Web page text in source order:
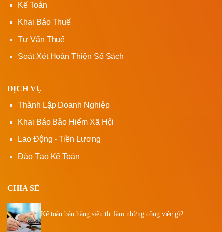
Kế Toán
Khai Báo Thuế
Tư Vấn Thuế
Soát Xét Hoàn Thiện Sổ Sách
DỊCH VỤ
Thành Lập Doanh Nghiệp
Khai Báo Bảo Hiểm Xã Hội
Lao Động - Tiền Lương
Đào Tạo Kế Toán
CHIA SẺ
Kế toán bán hàng siêu thị làm những công việc gì?